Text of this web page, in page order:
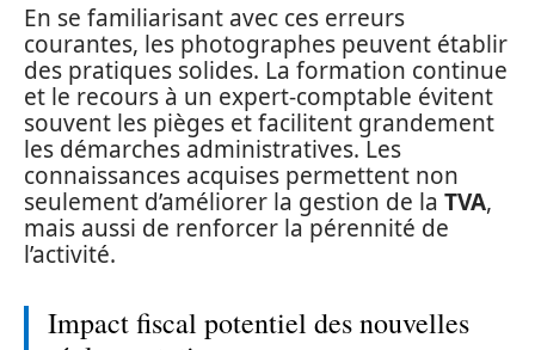
En se familiarisant avec ces erreurs
courantes, les photographes peuvent établir
des pratiques solides. La formation continue
et le recours à un expert-comptable évitent
souvent les pièges et facilitent grandement
les démarches administratives. Les
connaissances acquises permettent non
seulement d’améliorer la gestion de la TVA,
mais aussi de renforcer la pérennité de
l’activité.
Impact fiscal potentiel des nouvelles